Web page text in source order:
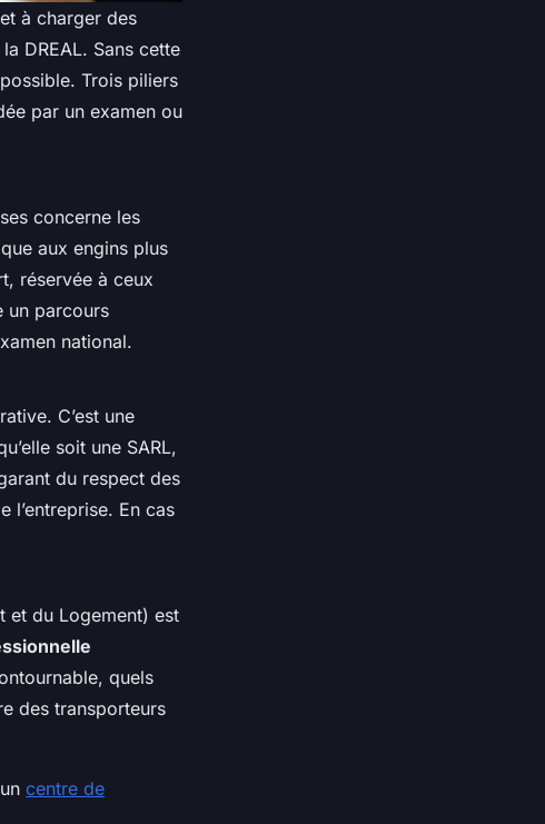
à charger des
DREAL. Sans cette
Trois piliers
par un examen ou
concerne les
aux engins plus
réservée à ceux
un parcours
national.
C’est une
soit une SARL,
du respect des
l’entreprise. En cas
et du Logement) est
quels
des transporteurs
centre de